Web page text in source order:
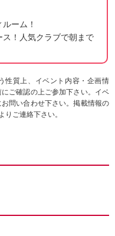
ーム！
！人気クラブで朝まで
性質上、イベント内容・企画情
ご確認の上ご参加下さい。イベ
問い合わせ下さい。掲載情報の
りご連絡下さい。